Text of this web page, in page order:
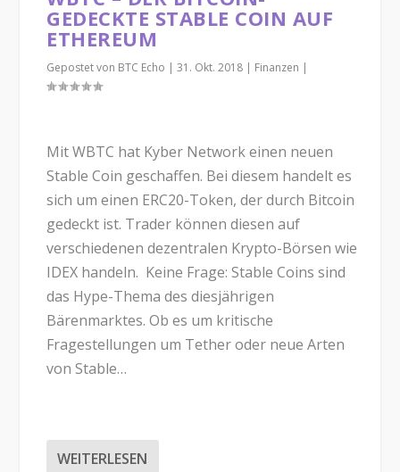
GEDECKTE STABLE COIN AUF
ETHEREUM
Gepostet von BTC Echo |31. Okt. 2018 | Finanzen |
Mit WBTC hat Kyber Network einen neuen
Stable Coin geschaffen. Bei diesem handelt es
sich um einen ERC20-Token, der durch Bitcoin
gedeckt ist. Trader können diesen auf
verschiedenen dezentralen Krypto-Börsen wie
IDEX handeln. Keine Frage: Stable Coins sind
das Hype-Thema des diesjährigen
Bärenmarktes. Ob es um kritische
Fragestellungen um Tether oder neue Arten
von Stable…
WEITERLESEN